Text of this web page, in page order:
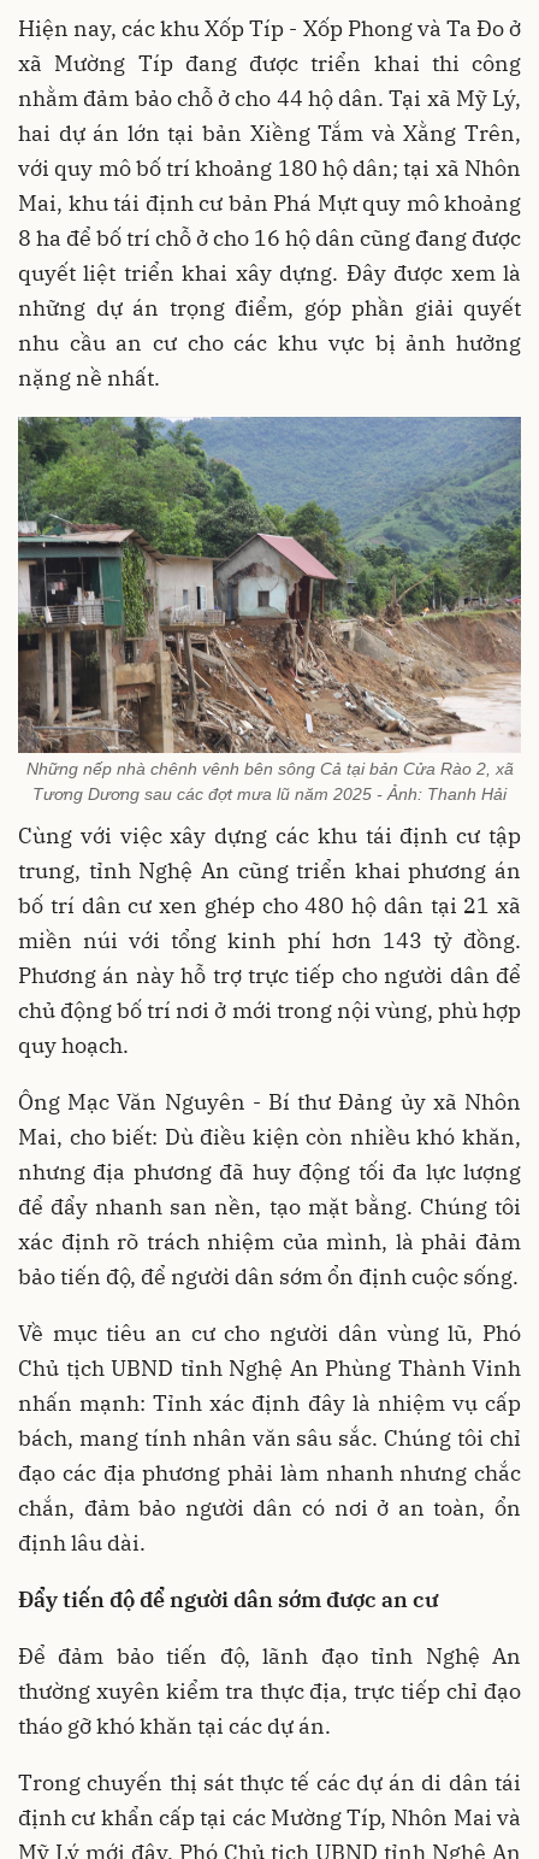
Hiện nay, các khu Xốp Típ - Xốp Phong và Ta Đo ở
xã Mường Típ đang được triển khai thi công
nhằm đảm bảo chỗ ở cho 44 hộ dân. Tại xã Mỹ Lý,
hai dự án lớn tại bản Xiềng Tắm và Xằng Trên,
với quy mô bố trí khoảng 180 hộ dân; tại xã Nhôn
Mai, khu tái định cư bản Phá Mựt quy mô khoảng
8 ha để bố trí chỗ ở cho 16 hộ dân cũng đang được
quyết liệt triển khai xây dựng. Đây được xem là
những dự án trọng điểm, góp phần giải quyết
nhu cầu an cư cho các khu vực bị ảnh hưởng
nặng nề nhất.
Những nếp nhà chênh vênh bên sông Cả tại bản Cửa Rào 2, xã
Tương Dương sau các đợt mưa lũ năm 2025 - Ảnh: Thanh Hải
Cùng với việc xây dựng các khu tái định cư tập
trung, tỉnh Nghệ An cũng triển khai phương án
bố trí dân cư xen ghép cho 480 hộ dân tại 21 xã
miền núi với tổng kinh phí hơn 143 tỷ đồng.
Phương án này hỗ trợ trực tiếp cho người dân để
chủ động bố trí nơi ở mới trong nội vùng, phù hợp
quy hoạch.
Ông Mạc Văn Nguyên - Bí thư Đảng ủy xã Nhôn
Mai, cho biết: Dù điều kiện còn nhiều khó khăn,
nhưng địa phương đã huy động tối đa lực lượng
để đẩy nhanh san nền, tạo mặt bằng. Chúng tôi
xác định rõ trách nhiệm của mình, là phải đảm
bảo tiến độ, để người dân sớm ổn định cuộc sống.
Về mục tiêu an cư cho người dân vùng lũ, Phó
Chủ tịch UBND tỉnh Nghệ An Phùng Thành Vinh
nhấn mạnh: Tỉnh xác định đây là nhiệm vụ cấp
bách, mang tính nhân văn sâu sắc. Chúng tôi chỉ
đạo các địa phương phải làm nhanh nhưng chắc
chắn, đảm bảo người dân có nơi ở an toàn, ổn
định lâu dài.
Đẩy tiến độ để người dân sớm được an cư
Để đảm bảo tiến độ, lãnh đạo tỉnh Nghệ An
thường xuyên kiểm tra thực địa, trực tiếp chỉ đạo
tháo gỡ khó khăn tại các dự án.
Trong chuyến thị sát thực tế các dự án di dân tái
định cư khẩn cấp tại các Mường Típ, Nhôn Mai và
Mỹ Lý mới đây, Phó Chủ tịch UBND tỉnh Nghệ An